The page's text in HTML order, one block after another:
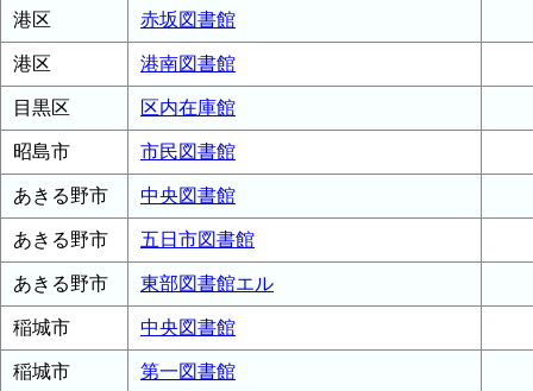
港区 赤坂図書館
港区 港南図書館
目黒区 区内在庫館
昭島市 市民図書館
あきる野市 中央図書館
あきる野市 五日市図書館
あきる野市 東部図書館エル
稲城市 中央図書館
稲城市 第一図書館